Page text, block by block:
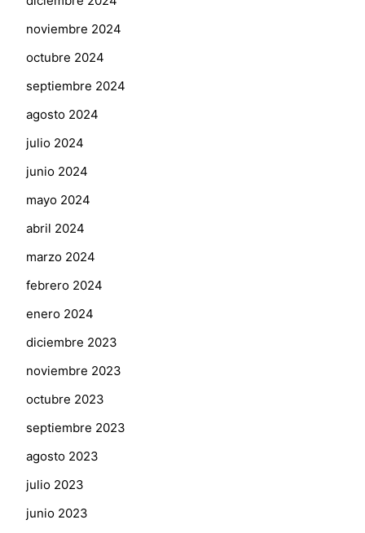
noviembre 2024
octubre 2024
septiembre 2024
agosto 2024
julio 2024
junio 2024
mayo 2024
abril 2024
marzo 2024
febrero 2024
enero 2024
diciembre 2023
noviembre 2023
octubre 2023
septiembre 2023
agosto 2023
julio 2023
junio 2023